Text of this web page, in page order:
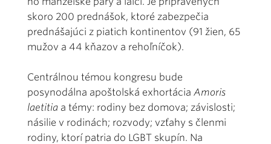
skoro 200 prednášok, ktoré zabezpečia
prednášajúci z piatich kontinentov (91 žien, 65
mužov a 44 kňazov a rehoľníčok).
Centrálnou témou kongresu bude
posynodálna apoštolská exhortácia Amoris
laetitia a témy: rodiny bez domova; závislosti;
násilie v rodinách; rozvody; vzťahy s členmi
rodiny, ktorí patria do LGBT skupín. Na